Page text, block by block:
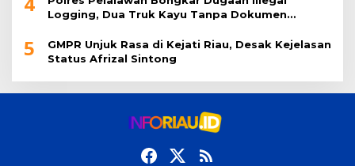
Logging, Dua Truk Kayu Tanpa Dokumen
5
GMPR Unjuk Rasa di Kejati Riau, Desak Kejelasan
Status Afrizal Sintong